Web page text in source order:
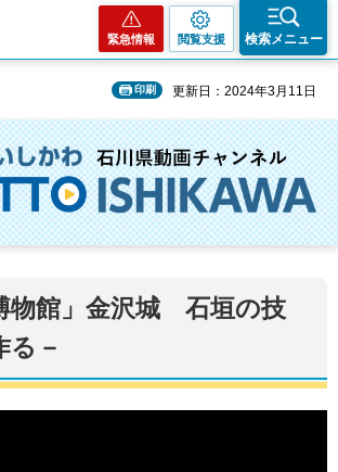
緊急情報 閲覧支援 検索メニュー
印刷 更新日：2024年3月11日
物館」金沢城 石垣の技
る－